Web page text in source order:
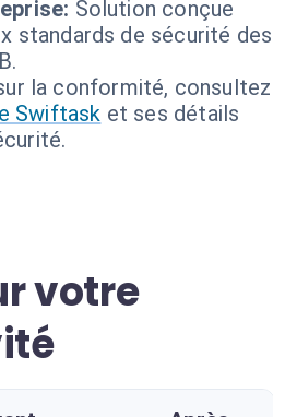
Solution conçue
standards de sécurité des
la conformité, consultez
Swiftask et ses détails
votre